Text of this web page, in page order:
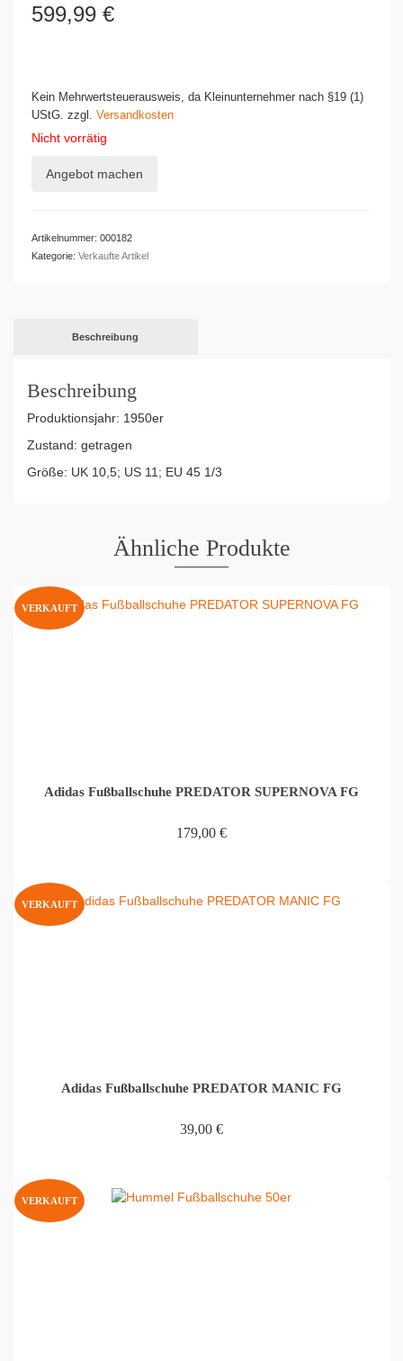
599,99 €
Kein Mehrwertsteuerausweis, da Kleinunternehmer nach §19 (1)
UStG. zzgl. Versandkosten
Nicht vorrätig
Angebot machen
Artikelnummer: 000182
Kategorie: Verkaufte Artikel
Beschreibung
Beschreibung
Produktionsjahr: 1950er
Zustand: getragen
Größe: UK 10,5; US 11; EU 45 1/3
Ähnliche Produkte
VERKAUFT
Adidas Fußballschuhe PREDATOR SUPERNOVA FG
179,00 €
VERKAUFT
Adidas Fußballschuhe PREDATOR MANIC FG
39,00 €
VERKAUFT